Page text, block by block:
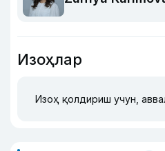
Изоҳлар
Изоҳ қолдириш учун,